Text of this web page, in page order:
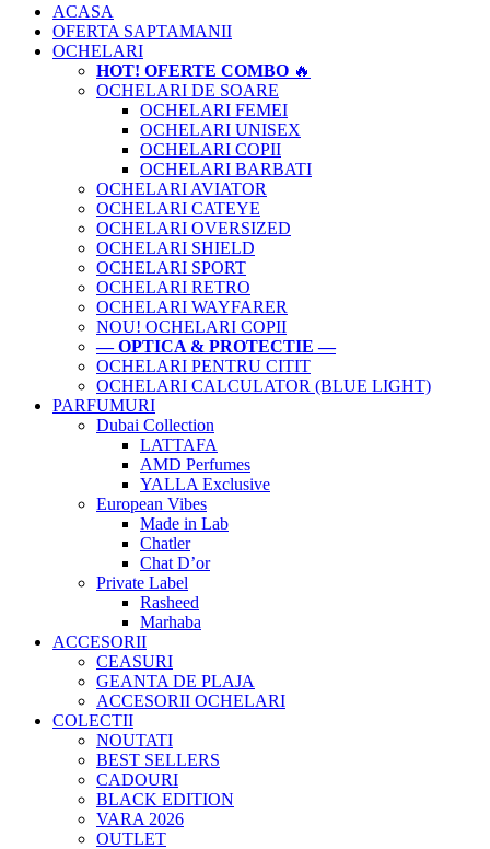
ACASA
OFERTA SAPTAMANII
OCHELARI
HOT! OFERTE COMBO 🔥
OCHELARI DE SOARE
OCHELARI FEMEI
OCHELARI UNISEX
OCHELARI COPII
OCHELARI BARBATI
OCHELARI AVIATOR
OCHELARI CATEYE
OCHELARI OVERSIZED
OCHELARI SHIELD
OCHELARI SPORT
OCHELARI RETRO
OCHELARI WAYFARER
NOU! OCHELARI COPII
— OPTICA & PROTECTIE —
OCHELARI PENTRU CITIT
OCHELARI CALCULATOR (BLUE LIGHT)
PARFUMURI
Dubai Collection
LATTAFA
AMD Perfumes
YALLA Exclusive
European Vibes
Made in Lab
Chatler
Chat D’or
Private Label
Rasheed
Marhaba
ACCESORII
CEASURI
GEANTA DE PLAJA
ACCESORII OCHELARI
COLECTII
NOUTATI
BEST SELLERS
CADOURI
BLACK EDITION
VARA 2026
OUTLET